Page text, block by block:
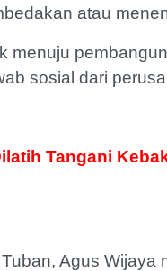
atau
menuju
sosial dari
Tangani
Agus Wijaya